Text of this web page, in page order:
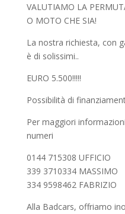
VALUTIAMO LA
O MOTO CHE SIA!
La nostra richiesta, con
è di solissimi..
EURO 5.500!!!!!
Possibilità di
Per maggiori
numeri
0144 715308 UFFICIO
339 3710334 MASSIMO
334 9598462 FABRIZIO
Alla Badcars, offriamo